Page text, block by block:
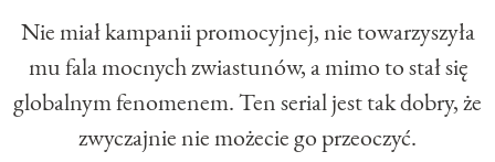
Nie miał kampanii promocyjnej, nie towarzyszyła
mu fala mocnych zwiastunów, a mimo to stał się
globalnym fenomenem. Ten serial jest tak dobry, że
zwyczajnie nie możecie go przeoczyć.